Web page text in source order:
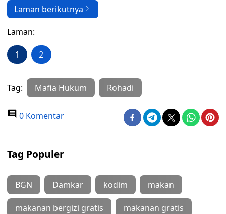
Laman berikutnya
Laman:
1 2
Tag: Mafia Hukum Rohadi
0 Komentar
Tag Populer
BGN Damkar kodim makan
makanan bergizi gratis makanan gratis